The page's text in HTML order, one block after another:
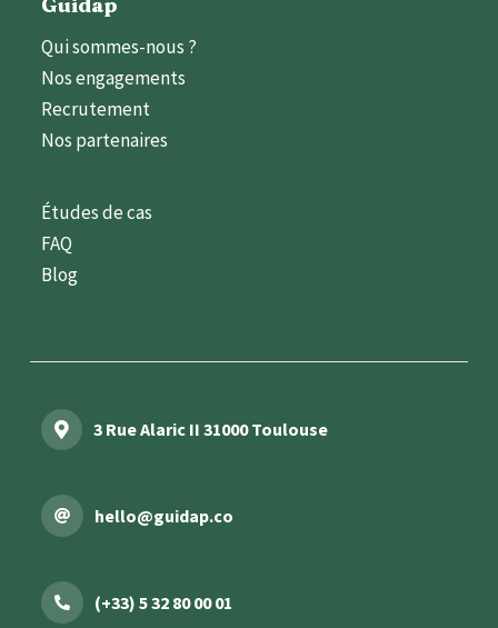
Qui sommes-nous ?
Nos engagements
Recrutement
Nos partenaires
Études de cas
FAQ
Blog
3 Rue Alaric II 31000 Toulouse
hello@guidap.co
(+33) 5 32 80 00 01